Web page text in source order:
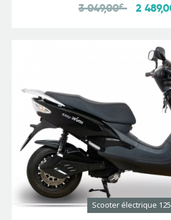
3 049,00€ 2
Scooter électrique 125